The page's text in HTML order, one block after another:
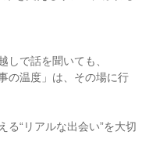
しで話を聞いても、
の温度」は、その場に行
る“リアルな出会い”を大切